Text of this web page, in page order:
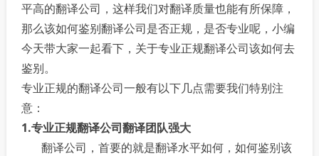
平高的翻译公司，这样我们对翻译质量也能有所保障，
那么该如何鉴别翻译公司是否正规，是否专业呢，小编
今天带大家一起看下，关于专业正规翻译公司该如何去
鉴别。
专业正规的翻译公司一般有以下几点需要我们特别注
意：
1.专业正规翻译公司翻译团队强大
翻译公司，首要的就是翻译水平如何，如何鉴别该